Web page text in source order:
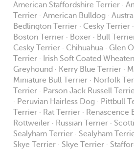
American Staffordshire Terrier ·
Terrier · American Bulldog ·
Bedlington Terrier · Cesky Terrier
Boston Terrier · Boxer · Bull
Cesky Terrier · Chihuahua · Glen
Terrier · Irish Soft Coated
Greyhound · Kerry Blue Terrier ·
Miniature Bull Terrier · Norfolk
Terrier · Parson Jack Russell
· Peruvian Hairless Dog · Pittbull
Terrier · Rat Terrier · Renascence
Rottweiler · Russian Terrier ·
Sealyham Terrier · Sealyham
Skye Terrier · Skye Terrier ·